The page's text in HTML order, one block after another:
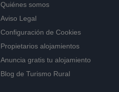
Quiénes somos
Aviso Legal
Configuración de Cookies
Propietarios alojamientos
Anuncia gratis tu alojamiento
Blog de Turismo Rural